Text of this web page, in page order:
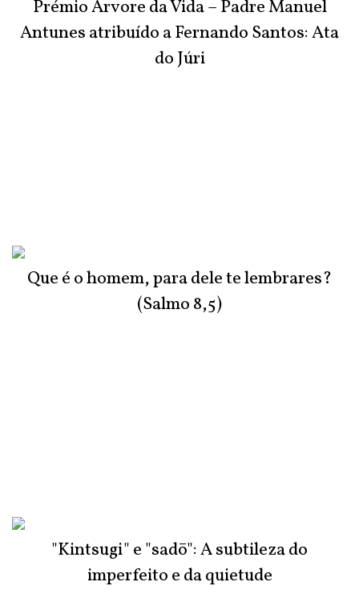
Prémio Árvore da Vida – Padre Manuel
Antunes atribuído a Fernando Santos: Ata
do Júri
Que é o homem, para dele te lembrares?
(Salmo 8,5)
"Kintsugi" e "sadō": A subtileza do
imperfeito e da quietude